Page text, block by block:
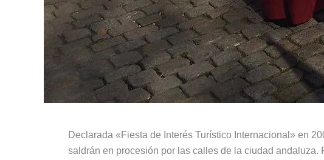
Declarada «Fiesta de Interés Turístico Internacional» en
saldrán en procesión por las calles de la ciudad andaluza.